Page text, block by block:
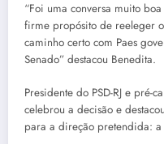
“Foi uma conversa muito
firme propósito de reeleger
caminho certo com Paes
Senado” destacou Benedita.
Presidente do PSD-RJ e pré-
celebrou a decisão e
para a direção pretendida: a